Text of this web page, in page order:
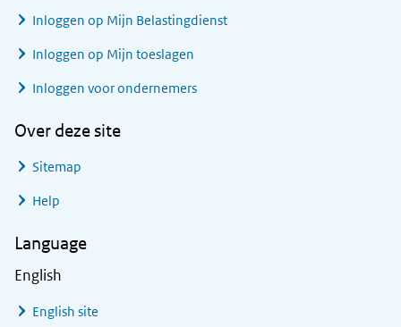
Inloggen op Mijn Belastingdienst
Inloggen op Mijn toeslagen
Inloggen voor ondernemers
Over deze site
Sitemap
Help
Language
English
English site